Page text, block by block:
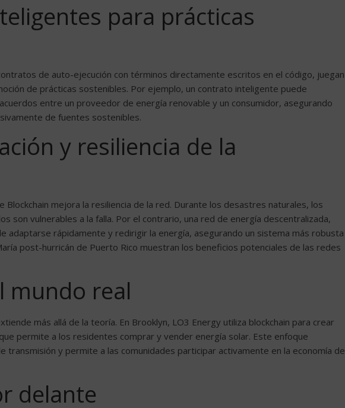
para prácticas
de auto-ejecución con términos directamente escritos en el código, juegan
de prácticas sostenibles. Por ejemplo, un contrato inteligente puede
entre un proveedor de energía renovable y un consumidor, asegurando
de fuentes sostenibles.
y resiliencia de la
Blockchain mejora la resiliencia de la red. Durante los desastres naturales, los
son vulnerables a la falla. Por el contrario, una red de energía descentralizada,
adaptarse rápidamente y redirigir la energía, asegurando un sistema más robusta
post-hurricán de Puerto Rico muestran los beneficios potenciales de las redes
mundo real
más allá de la teoría. En Brooklyn, LO3 Energy utiliza blockchain para crear
permite a los residentes comprar y vender energía solar. Este enfoque
transmisión y permite a las comunidades participar activamente en la economía de
delante